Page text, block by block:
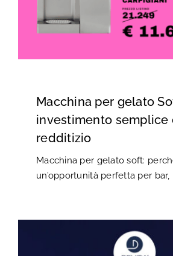
Macchina per gelato
investimento semplice
redditizio
Macchina per gelato soft:
un’opportunità perfetta per bar,